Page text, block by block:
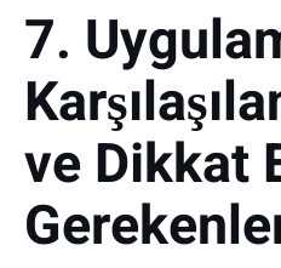
7.
ve Dikkat